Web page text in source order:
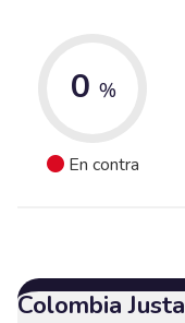
0 %
En contra
Colombia